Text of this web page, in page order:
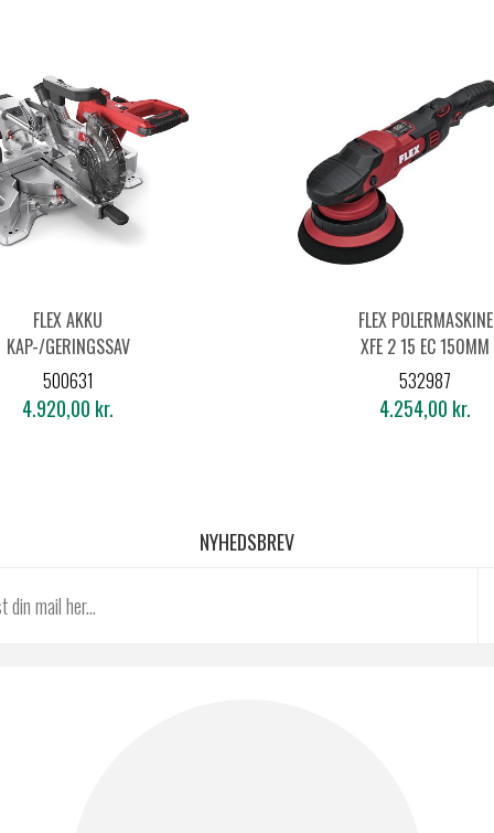
FLEX AKKU
KAP-/GERINGSSAV
SMS 190 18.0-EC
500631
4.920,00 kr.
FLEX POLERMASKINE
XFE 2 15 EC 150MM
532987
4.254,00 kr.
NYHEDSBREV